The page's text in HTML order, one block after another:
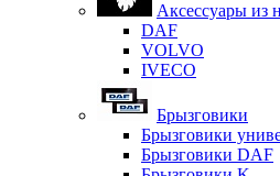
Аксессуары из
DAF
VOLVO
IVECO
Брызговики
Брызговики
Брызговики DAF